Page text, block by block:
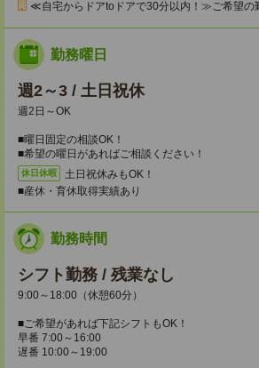
≪自宅からドアtoドアで30分以内！≫ご希望の
勤務曜日
週2～3 / 土日祝休
週2日～OK
■曜日固定の相談OK！
■希望の曜日があればご相談ください！
休日休暇
土日祝休みもOK！
■産休・育休取得実績あり
勤務時間
シフト勤務 / 残業なし
9:00～18:00（休憩60分）
■ご希望があれば下記シフトもOK！
早番 7:00～16:00
遅番 10:00～19:00